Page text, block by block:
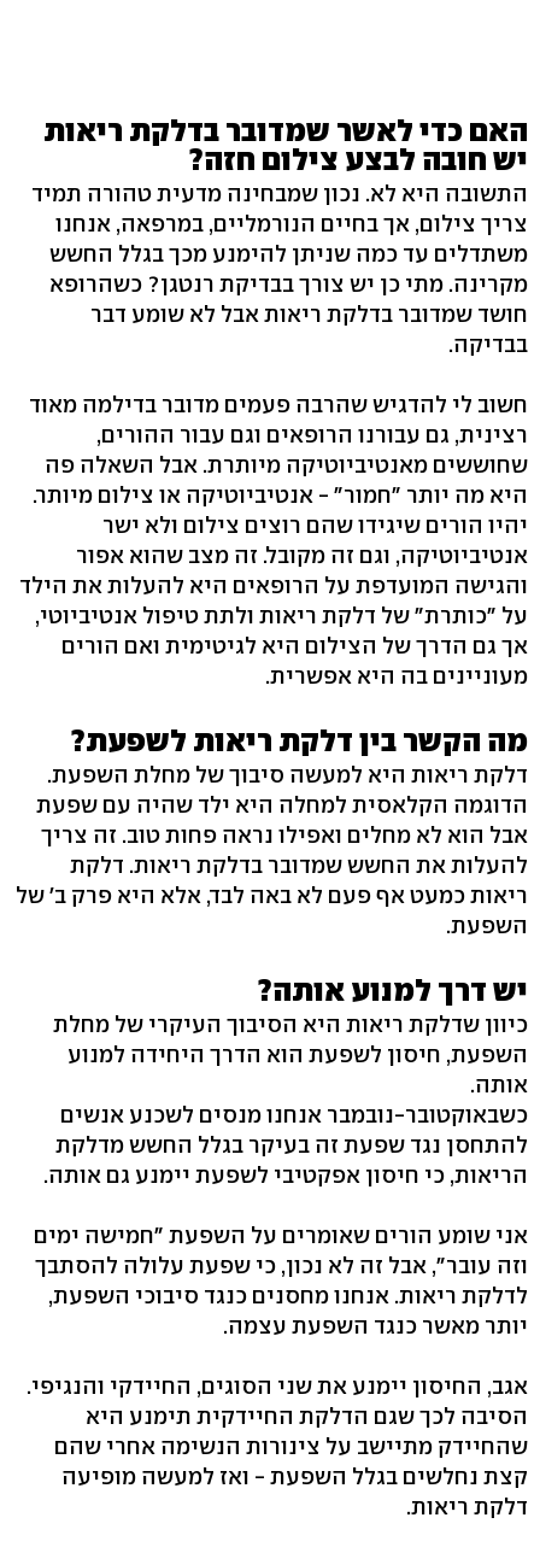
האם כדי לאשר שמדובר בדלקת ריאות
יש חובה לבצע צילום חזה?
התשובה היא לא. נכון שמבחינה מדעית טהורה תמיד
צריך צילום, אך בחיים הנורמליים, במרפאה, אנחנו
משתדלים עד כמה שניתן להימנע מכך בגלל החשש
מקרינה. מתי כן יש צורך בבדיקת רנטגן? כשהרופא
חושד שמדובר בדלקת ריאות אבל לא שומע דבר
בבדיקה.
חשוב לי להדגיש שהרבה פעמים מדובר בדילמה מאוד
רצינית, גם עבורנו הרופאים וגם עבור ההורים,
שחוששים מאנטיביוטיקה מיותרת. אבל השאלה פה
היא מה יותר "חמור" - אנטיביוטיקה או צילום מיותר.
יהיו הורים שיגידו שהם רוצים צילום ולא ישר
אנטיביוטיקה, וגם זה מקובל. זה מצב שהוא אפור
והגישה המועדפת על הרופאים היא להעלות את הילד
על "כותרת" של דלקת ריאות ולתת טיפול אנטיביוטי,
אך גם הדרך של הצילום היא לגיטימית ואם הורים
מעוניינים בה היא אפשרית.
מה הקשר בין דלקת ריאות לשפעת?
דלקת ריאות היא למעשה סיבוך של מחלת השפעת.
הדוגמה הקלאסית למחלה היא ילד שהיה עם שפעת
אבל הוא לא מחלים ואפילו נראה פחות טוב. זה צריך
להעלות את החשש שמדובר בדלקת ריאות. דלקת
ריאות כמעט אף פעם לא באה לבד, אלא היא פרק ב' של
השפעת.
יש דרך למנוע אותה?
כיוון שדלקת ריאות היא הסיבוך העיקרי של מחלת
השפעת, חיסון לשפעת הוא הדרך היחידה למנוע
אותה.
כשבאוקטובר-נובמבר אנחנו מנסים לשכנע אנשים
להתחסן נגד שפעת זה בעיקר בגלל החשש מדלקת
הריאות, כי חיסון אפקטיבי לשפעת יימנע גם אותה.
אני שומע הורים שאומרים על השפעת "חמישה ימים
וזה עובר", אבל זה לא נכון, כי שפעת עלולה להסתבך
לדלקת ריאות. אנחנו מחסנים כנגד סיבוכי השפעת,
יותר מאשר כנגד השפעת עצמה.
אגב, החיסון יימנע את שני הסוגים, החיידקי והנגיפי.
הסיבה לכך שגם הדלקת החיידקית תימנע היא
שהחיידק מתיישב על צינורות הנשימה אחרי שהם
קצת נחלשים בגלל השפעת - ואז למעשה מופיעה
דלקת ריאות.